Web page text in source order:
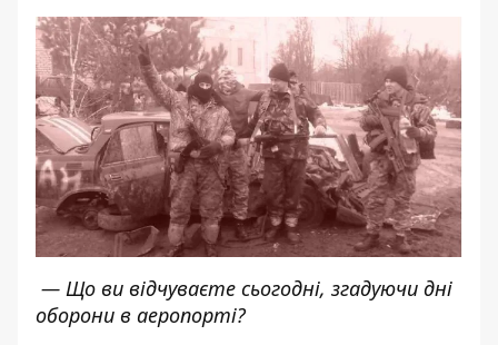
— Що ви відчуваєте сьогодні, згадуючи дні
оборони в аеропорті?